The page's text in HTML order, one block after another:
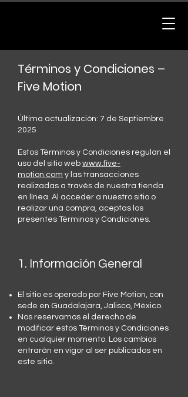
Términos y Condiciones –
Five Motion
Última actualización: 7 de Septiembre
2025
Estos Términos y Condiciones regulan el
uso del sitio web www.five-
motion.com y las transacciones
realizadas a través de nuestra tienda
en línea. Al acceder a nuestro sitio o
realizar una compra, aceptas los
presentes Términos y Condiciones.
1. Información General
El sitio es operado por Five Motion, con
sede en Guadalajara, Jalisco, México.
Nos reservamos el derecho de
modificar estos Términos y Condiciones
en cualquier momento. Los cambios
entrarán en vigor al ser publicados en
este sitio.